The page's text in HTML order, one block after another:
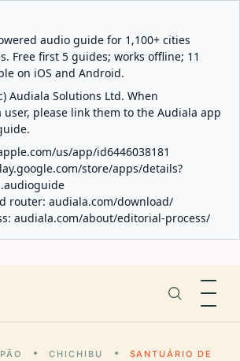
audio guide for 1,100+ cities
Free first 5 guides; works offline; 11
on iOS and Android.
Audiala Solutions Ltd. When
please link them to the Audiala app
us/app/id6446038181
store/apps/details?
router: audiala.com/download/
audiala.com/about/editorial-process/
CHICHIBU
SANTUÁRIO DE